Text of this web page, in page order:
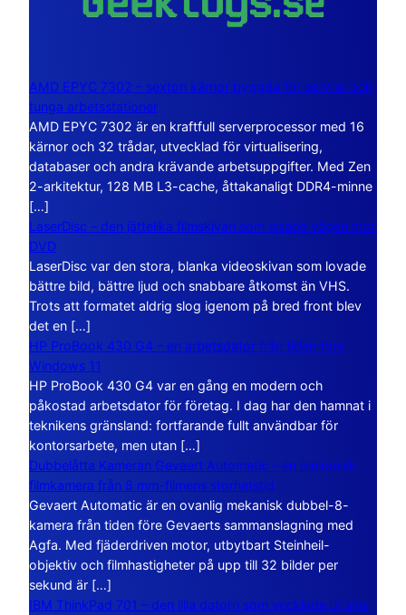
AMD EPYC 7302 – sexton kärnor byggda för servrar och
tunga arbetsstationer
AMD EPYC 7302 är en kraftfull serverprocessor med 16
kärnor och 32 trådar, utvecklad för virtualisering,
databaser och andra krävande arbetsuppgifter. Med Zen
2-arkitektur, 128 MB L3-cache, åttakanaligt DDR4-minne
[…]
LaserDisc – den jättelika filmskivan som visade vägen mot
DVD
LaserDisc var den stora, blanka videoskivan som lovade
bättre bild, bättre ljud och snabbare åtkomst än VHS.
Trots att formatet aldrig slog igenom på bred front blev
det en […]
HP ProBook 430 G4 – en arbetsdator från tiden före
Windows 11
HP ProBook 430 G4 var en gång en modern och
påkostad arbetsdator för företag. I dag har den hamnat i
teknikens gränsland: fortfarande fullt användbar för
kontorsarbete, men utan […]
Dubbelåtta Kameran Gevaert Automatic – en mekanisk
filmkamera från 8 mm-filmens storhetstid
Gevaert Automatic är en ovanlig mekanisk dubbel-8-
kamera från tiden före Gevaerts sammanslagning med
Agfa. Med fjäderdriven motor, utbytbart Steinheil-
objektiv och filmhastigheter på upp till 32 bilder per
sekund är […]
IBM ThinkPad 701 – den lilla datorn som vecklade ut sina